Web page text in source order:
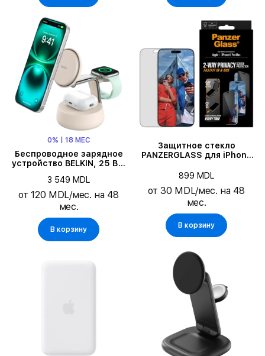
0% | 18 МЕС
Беспроводное зарядное
устройство BELKIN, 25 Вт,
3 549 MDL
от 120 MDL/мес. на 48
мес.
В корзину
Защитное стекло
PANZERGLASS для iPhone
899 MDL
от 30 MDL/мес. на 48
мес.
В корзину